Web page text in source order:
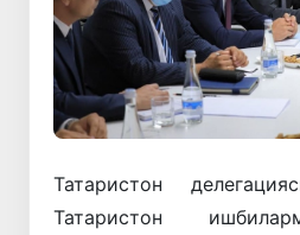
Татаристон
Татаристон